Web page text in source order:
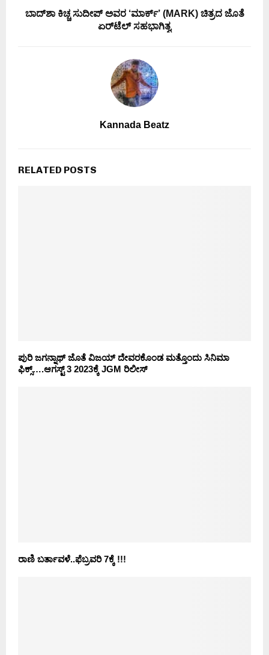
ಬಾದ್‌ಶಾ ಕಿಚ್ಚ ಸುದೀಪ್ ಅವರ ‘ಮಾರ್ಕ್’ (MARK) ಚಿತ್ರದ ಜೊತೆ
ಏರ್‌ಟೆಲ್ ಸಹಭಾಗಿತ್ವ
Kannada Beatz
RELATED POSTS
ಪುರಿ ಜಗನ್ನಾಥ್ ಜೊತೆ ವಿಜಯ್ ದೇವರಕೊಂಡ ಮತ್ತೊಂದು ಸಿನಿಮಾ
ಫಿಕ್ಸ್….ಆಗಸ್ಟ್ 3 2023ಕ್ಕೆ JGM ರಿಲೀಸ್
ರಾಣಿ ಬರ್ತಾವಳೆ..ಫೆಬ್ರವರಿ 7ಕ್ಕೆ !!!